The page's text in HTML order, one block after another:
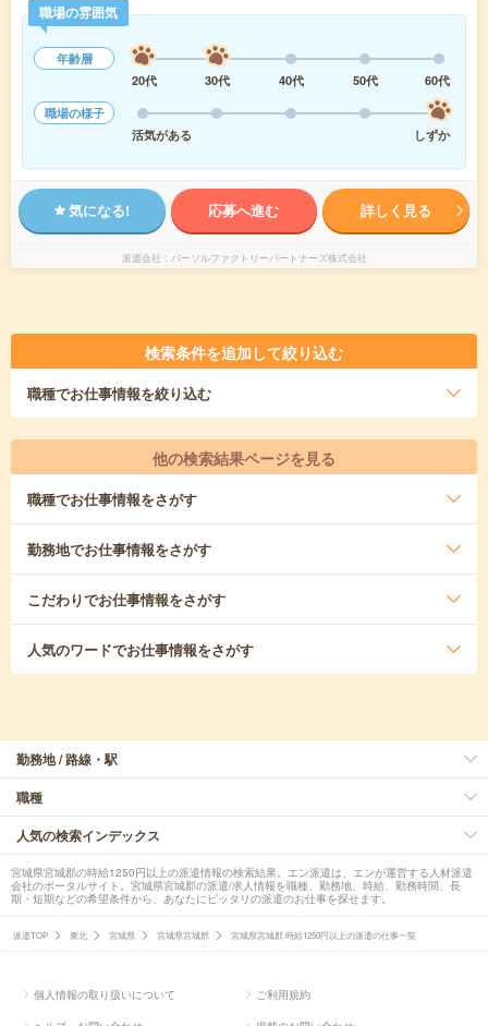
職場の雰囲気
年齢層
20代
30代 40代 50代
60代
職場の様子
活気がある
しずか
気になる! 応募へ進む 詳しく見る
派遣会社 パーソルファクトリーパートナーズ株式会社
検索条件を追加して絞り込む
職種でお仕事情報を絞り込む
他の検索結果ページを見る
職種でお仕事情報をさがす
勤務地でお仕事情報をさがす
こだわりでお仕事情報をさがす
人気のワードでお仕事情報をさがす
勤務地 / 路線・駅
職種
人気の検索インデックス
宮城県宮城郡の時給1250円以上の派遣情報の検索結果。エン派遣は、エンが運営する人材派遣
会社のポータルサイト。宮城県宮城郡の派遣/求人情報を職種、勤務地、時給、勤務時間、長
期・短期などの希望条件から、あなたにピッタリの派遣のお仕事を探せます。
派遣TOP 東北 宮城県 宮城県宮城郡 宮城県宮城郡 時給1250円以上の派遣の仕事一覧
個人情報の取り扱いについて ご利用規約